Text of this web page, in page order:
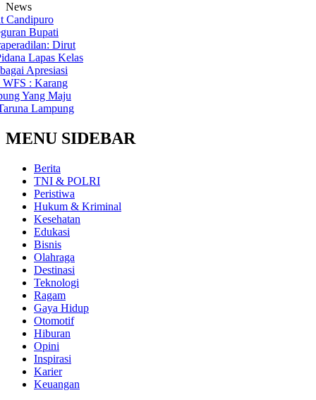
News
Bupati
Dirut
Lapas Kelas
Apresiasi
: Karang
Yang Maju
Lampung
MENU SIDEBAR
Berita
TNI & POLRI
Peristiwa
Hukum & Kriminal
Kesehatan
Edukasi
Bisnis
Olahraga
Destinasi
Teknologi
Ragam
Gaya Hidup
Otomotif
Hiburan
Opini
Inspirasi
Karier
Keuangan